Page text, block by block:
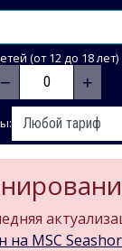
(от 12 до 18 лет)
− +
на MSC